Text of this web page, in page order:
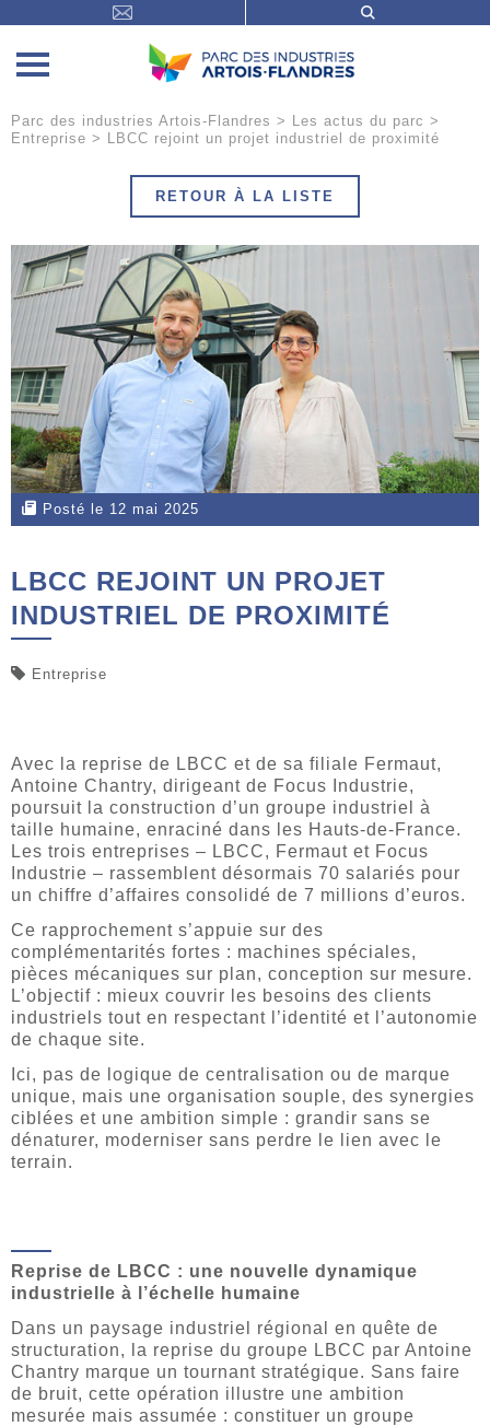
Parc des industries Artois-Flandres > Les actus du parc >
Entreprise > LBCC rejoint un projet industriel de proximité
RETOUR À LA LISTE
Posté le 12 mai 2025
LBCC REJOINT UN PROJET
INDUSTRIEL DE PROXIMITÉ
Entreprise
Avec la reprise de LBCC et de sa filiale Fermaut,
Antoine Chantry, dirigeant de Focus Industrie,
poursuit la construction d’un groupe industriel à
taille humaine, enraciné dans les Hauts-de-France.
Les trois entreprises – LBCC, Fermaut et Focus
Industrie – rassemblent désormais 70 salariés pour
un chiffre d’affaires consolidé de 7 millions d’euros.
Ce rapprochement s’appuie sur des
complémentarités fortes : machines spéciales,
pièces mécaniques sur plan, conception sur mesure.
L’objectif : mieux couvrir les besoins des clients
industriels tout en respectant l’identité et l’autonomie
de chaque site.
Ici, pas de logique de centralisation ou de marque
unique, mais une organisation souple, des synergies
ciblées et une ambition simple : grandir sans se
dénaturer, moderniser sans perdre le lien avec le
terrain.
Reprise de LBCC : une nouvelle dynamique
industrielle à l’échelle humaine
Dans un paysage industriel régional en quête de
structuration, la reprise du groupe LBCC par Antoine
Chantry marque un tournant stratégique. Sans faire
de bruit, cette opération illustre une ambition
mesurée mais assumée : constituer un groupe